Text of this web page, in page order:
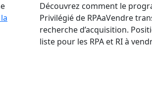
Découvrez comment le
Privilégié de RPAaVendre
recherche d’acquisition.
liste pour les RPA et RI à